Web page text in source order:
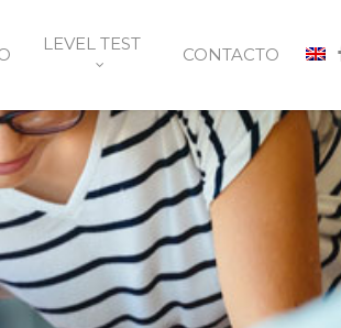
LEVEL TEST
CONTACTO